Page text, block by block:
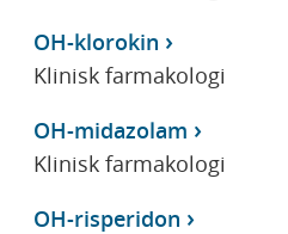
OH-klorokin
Klinisk farmakologi
OH-midazolam
Klinisk farmakologi
OH-risperidon